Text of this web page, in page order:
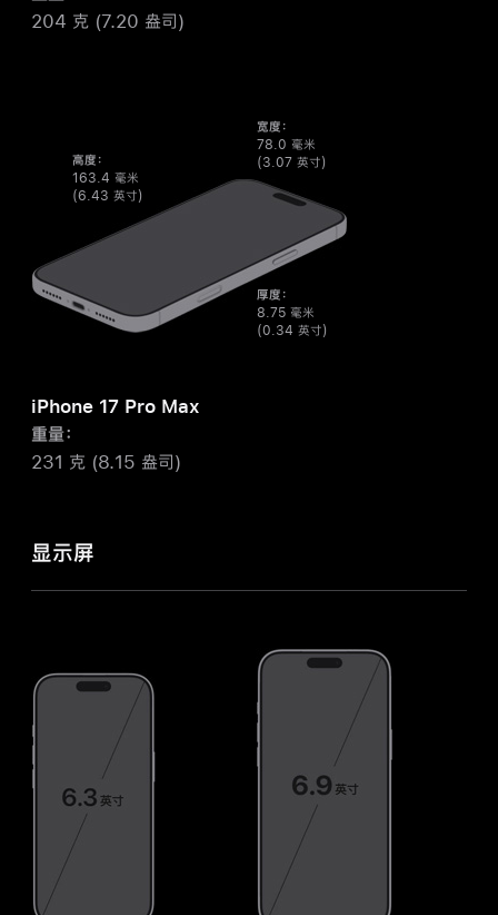
204 克 (7.20 盎司)
宽度：
78.0 毫米
(3.07 英寸)
高度：
163.4 毫米
(6.43 英寸)
厚度：
8.75 毫米
(0.34 英寸)
iPhone 17 Pro Max
重量：
231 克 (8.15 盎司)
显示屏